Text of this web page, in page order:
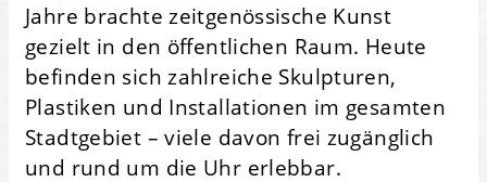
Jahre brachte zeitgenössische Kunst
gezielt in den öffentlichen Raum. Heute
befinden sich zahlreiche Skulpturen,
Plastiken und Installationen im gesamten
Stadtgebiet – viele davon frei zugänglich
und rund um die Uhr erlebbar.